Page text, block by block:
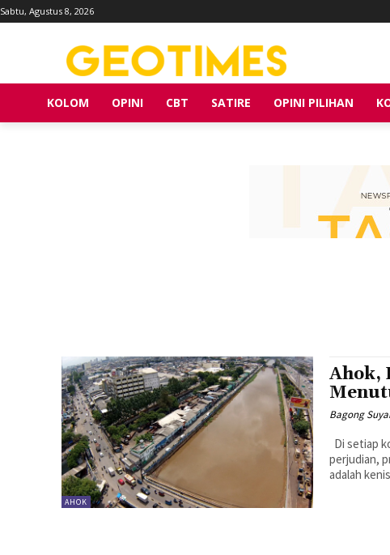
Sabtu, Agustus 8, 2026
KOLOM OPINI CBT SATIRE OPINI PILIHAN
AHOK
Ahok,
Bagong
perjudian,
adalah